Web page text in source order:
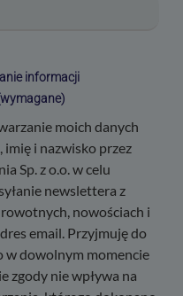
informacji
moich danych
imię i nazwisko przez
Sp. z o.o. w celu
newslettera z
nowościach i
Przyjmuję do
w dowolnym momencie
zgody nie wpływa na